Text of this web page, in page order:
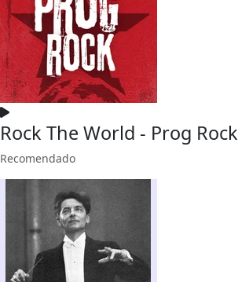
Rock The World - Prog Rock
Recomendado